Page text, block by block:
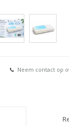
Neem contact op